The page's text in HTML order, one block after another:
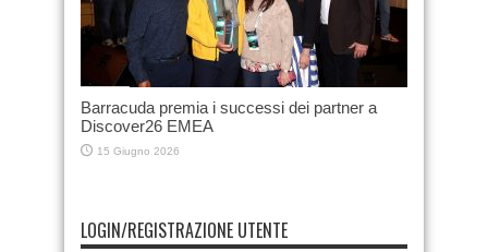
Barracuda premia i successi dei partner a
Discover26 EMEA
15 Giugno 2026
LOGIN/REGISTRAZIONE UTENTE